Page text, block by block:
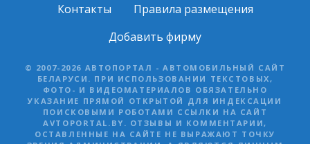
Контакты
Правила размещения
Добавить фирму
© 2007-2026 АВТОПОРТАЛ - АВТОМОБИЛЬНЫЙ САЙТ
БЕЛАРУСИ. ПРИ ИСПОЛЬЗОВАНИИ ТЕКСТОВЫХ,
ФОТО- И ВИДЕОМАТЕРИАЛОВ ОБЯЗАТЕЛЬНО
УКАЗАНИЕ ПРЯМОЙ ОТКРЫТОЙ ДЛЯ ИНДЕКСАЦИИ
ПОИСКОВЫМИ РОБОТАМИ ССЫЛКИ НА САЙТ
AVTOPORTAL.BY. ОТЗЫВЫ И КОММЕНТАРИИ,
ОСТАВЛЕННЫЕ НА САЙТЕ НЕ ВЫРАЖАЮТ ТОЧКУ